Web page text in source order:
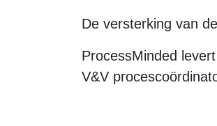
De versterking van
ProcessMinded
V&V